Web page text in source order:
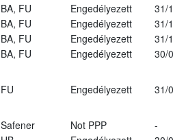
BA, FU Engedélyezett
31/
BA, FU Engedélyezett
31/
BA, FU Engedélyezett
31/
BA, FU Engedélyezett
30/
FU Engedélyezett 31/
Safener Not PPP
-